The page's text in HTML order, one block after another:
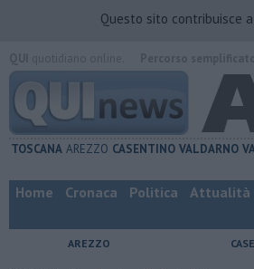
Questo sito contribuisce
TOSCANA AREZZO CASENTINO VALDARNO
Home Cronaca Politica Attualità
AREZZO